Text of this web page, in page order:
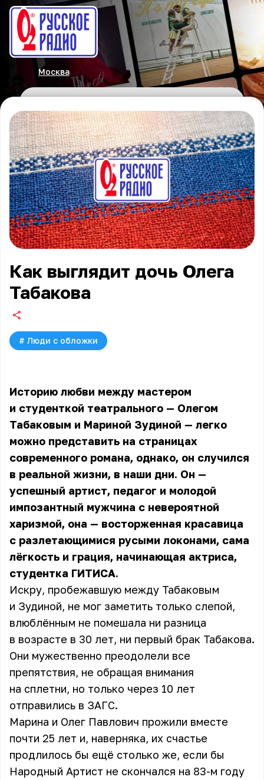
Москва
Как выглядит дочь Олега
Табакова
# Люди с обложки
Историю любви между мастером
и студенткой театрального — Олегом
Табаковым и Мариной Зудиной — легко
можно представить на страницах
современного романа, однако, он случился
в реальной жизни, в наши дни. Он —
успешный артист, педагог и молодой
импозантный мужчина с невероятной
харизмой, она — восторженная красавица
с разлетающимися русыми локонами, сама
лёгкость и грация, начинающая актриса,
студентка ГИТИСА.
Искру, пробежавшую между Табаковым
и Зудиной, не мог заметить только слепой,
влюблённым не помешала ни разница
в возрасте в 30 лет, ни первый брак Табакова.
Они мужественно преодолели все
препятствия, не обращая внимания
на сплетни, но только через 10 лет
отправились в ЗАГС.
Марина и Олег Павлович прожили вместе
почти 25 лет и, наверняка, их счастье
продлилось бы ещё столько же, если бы
Народный Артист не скончался на 83-м году